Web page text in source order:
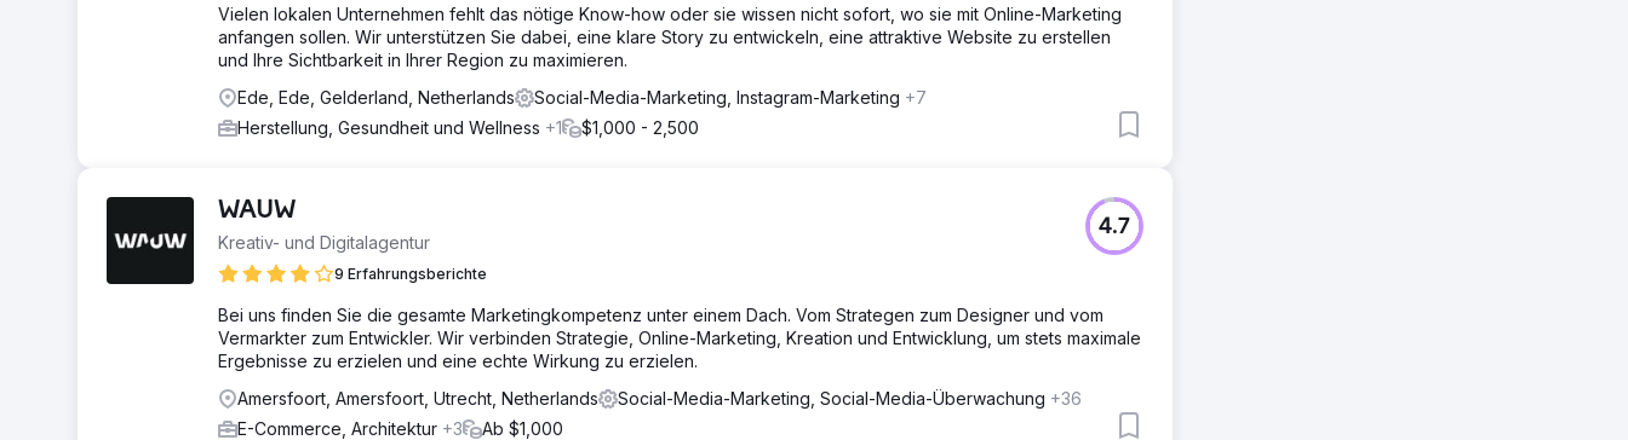
Vielen lokalen Unternehmen fehlt das nötige Know-how oder sie wissen nicht sofort, wo sie mit Online-Marketing
anfangen sollen. Wir unterstützen Sie dabei, eine klare Story zu entwickeln, eine attraktive Website zu erstellen
und Ihre Sichtbarkeit in Ihrer Region zu maximieren.
Ede, Ede, Gelderland, Netherlands
Social-Media-Marketing, Instagram-Marketing +7
Herstellung, Gesundheit und Wellness +1 $1,000 - 2,500
WAUW
Kreativ- und Digitalagentur
9 Erfahrungsberichte
4.7
Bei uns finden Sie die gesamte Marketingkompetenz unter einem Dach. Vom Strategen zum Designer und vom
Vermarkter zum Entwickler. Wir verbinden Strategie, Online-Marketing, Kreation und Entwicklung, um stets maximale
Ergebnisse zu erzielen und eine echte Wirkung zu erzielen.
Amersfoort, Amersfoort, Utrecht, Netherlands
Social-Media-Marketing, Social-Media-Überwachung +36
E-Commerce, Architektur +3 Ab $1,000